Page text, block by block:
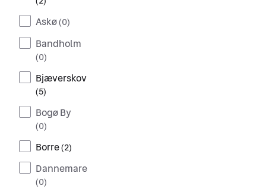
Askø(0)
Bandholm
(0)
Bjæverskov
(5)
Bogø By
(0)
Borre(2)
Dannemare
(0)